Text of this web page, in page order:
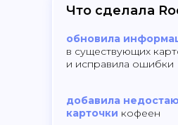
Что сделала
обновила
в существующих
и исправила ошибки
добавила
карточки кофеен